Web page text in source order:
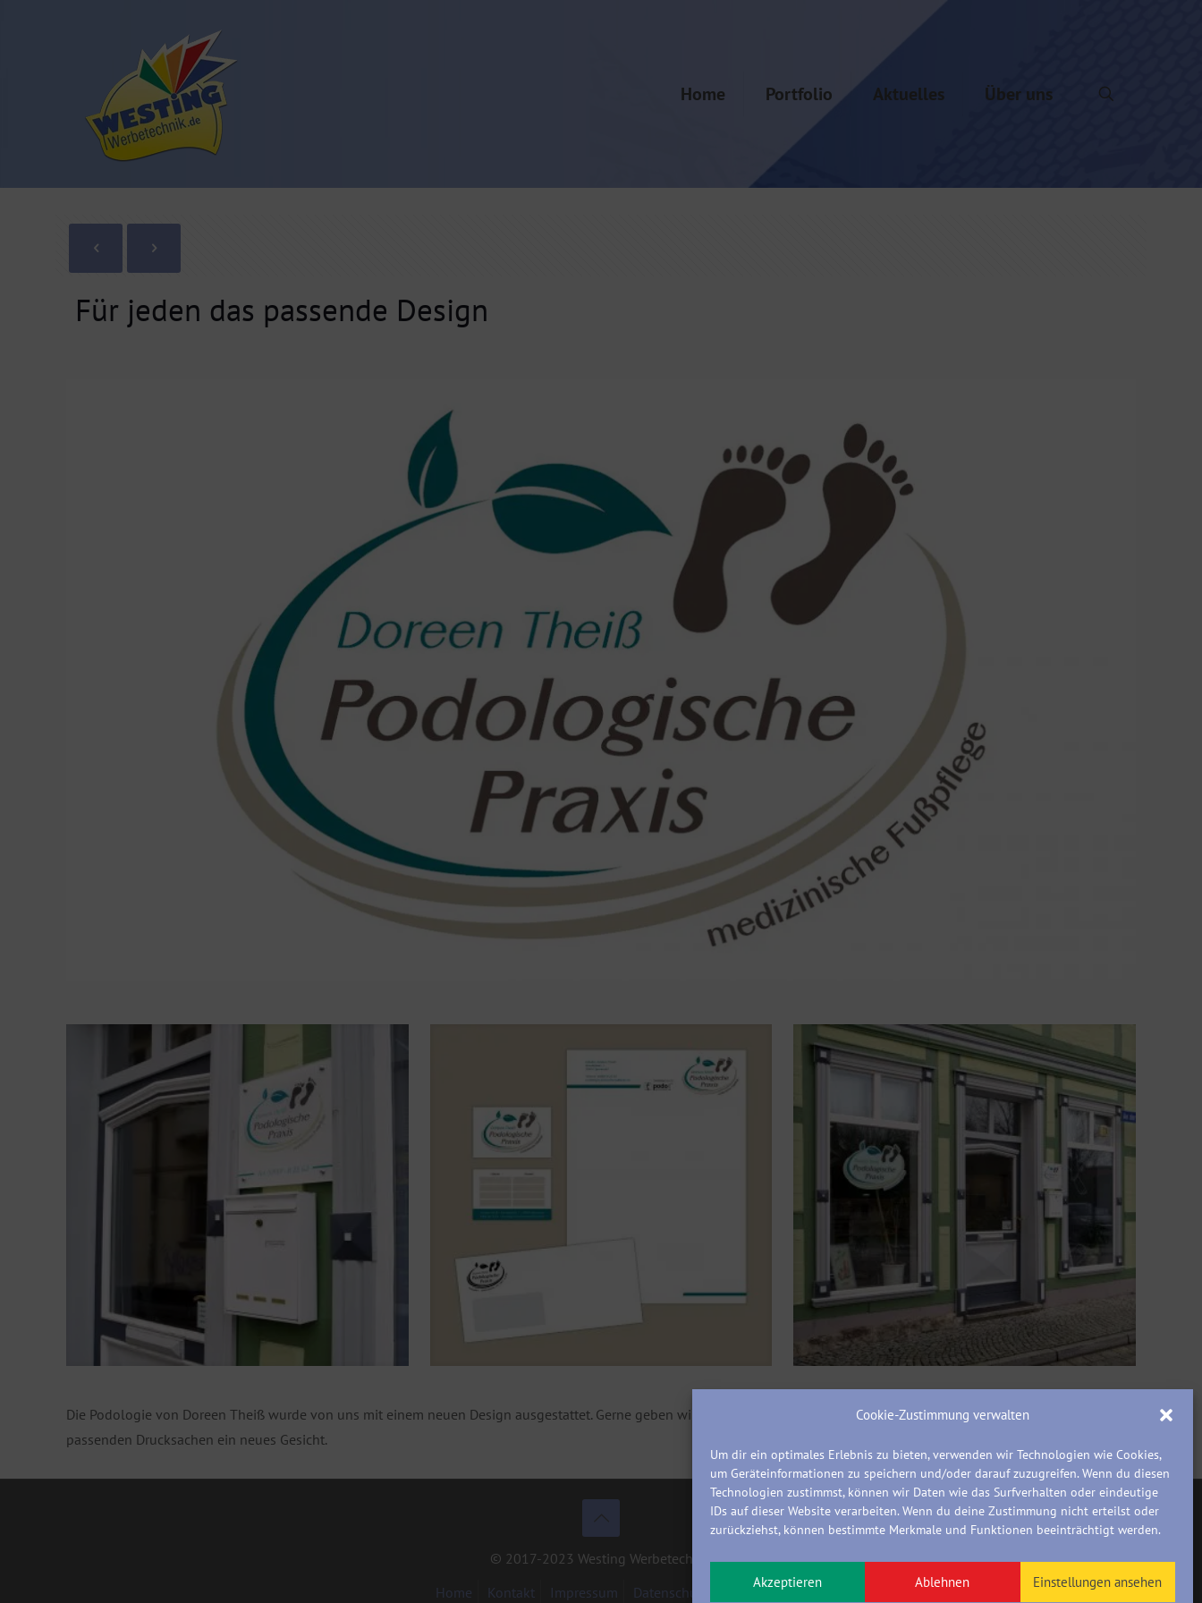
Cookie-Zustimmung verwalten
Um dir ein optimales Erlebnis zu bieten, verwenden wir Technologien wie Cookies,
um Geräteinformationen zu speichern und/oder darauf zuzugreifen. Wenn du diesen
Technologien zustimmst, können wir Daten wie das Surfverhalten oder eindeutige
IDs auf dieser Website verarbeiten. Wenn du deine Zustimmung nicht erteilst oder
zurückziehst, können bestimmte Merkmale und Funktionen beeinträchtigt werden.
Akzeptieren Ablehnen Einstellungen ansehen
Home Portfolio Aktuelles Über uns
Für jeden das passende Design
Die Podologie von Doreen Theiß wurde von uns mit einem neuen Design ausgestattet. Gerne geben wir auch deinem Unternehmen mit einem individuellen Logo und
passenden Drucksachen ein neues Gesicht.
© 2017-2023 Westing Werbetechnik
Home
Kontakt Impressum Datenschutzerklärung